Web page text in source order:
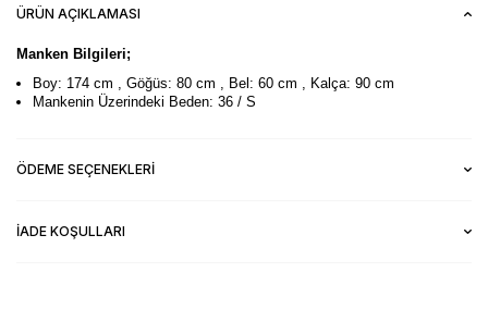
ÜRÜN AÇIKLAMASI
Manken Bilgileri;
Boy: 174 cm , Göğüs: 80 cm , Bel: 60 cm , Kalça: 90 cm
Mankenin Üzerindeki Beden: 36 / S
ÖDEME SEÇENEKLERI
İADE KOŞULLARI